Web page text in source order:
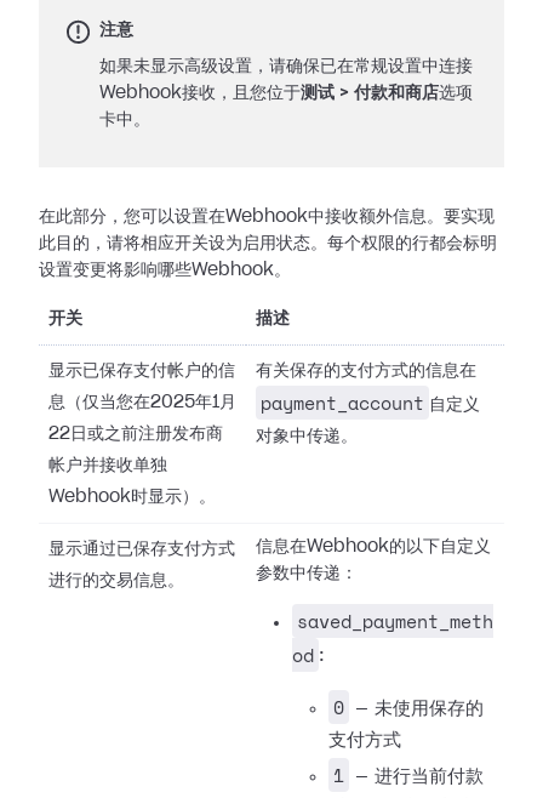
注意
如果未显示高级设置，请确保已在常规设置中连接
Webhook接收，且您位于测试 > 付款和商店选项
卡中。
在此部分，您可以设置在Webhook中接收额外信息。要实现
此目的，请将相应开关设为启用状态。每个权限的行都会标明
设置变更将影响哪些Webhook。
开关 描述
显示已保存支付帐户的信
息（仅当您在2025年1月
22日或之前注册发布商
帐户并接收单独
Webhook时显示）。
有关保存的支付方式的信息在
payment_account 自定义
对象中传递。
显示通过已保存支付方式
进行的交易信息。
信息在Webhook的以下自定义
参数中传递：
saved_payment_meth
od :
0
— 未使用保存的
支付方式
1
— 进行当前付款